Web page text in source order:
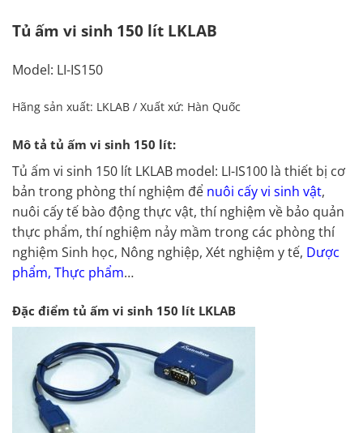
Tủ ấm vi sinh 150 lít LKLAB
Model: LI-IS150
Hãng sản xuất: LKLAB / Xuất xứ: Hàn Quốc
Mô tả tủ ấm vi sinh 150 lít:
Tủ ấm vi sinh 150 lít LKLAB model: LI-IS100 là thiết bị cơ
bản trong phòng thí nghiệm để nuôi cấy vi sinh vật,
nuôi cấy tế bào động thực vật, thí nghiệm về bảo quản
thực phẩm, thí nghiệm nảy mầm trong các phòng thí
nghiệm Sinh học, Nông nghiệp, Xét nghiệm y tế, Dược
phẩm, Thực phẩm…
Đặc điểm tủ ấm vi sinh 150 lít LKLAB